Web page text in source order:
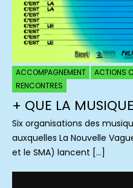
ACCOMPAGNEMENT ACTIONS
RENCONTRES
+ QUE LA
Six organisations des
auxquelles La Nouvelle
et le SMA) lancent […]